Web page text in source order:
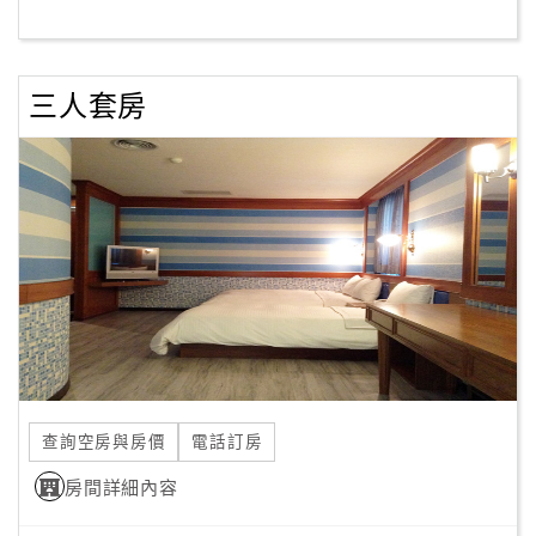
客
服
聯
單
Line
上
客
服
紅
利
查
三人套房
查詢空房與房價 電話訂房
房間詳細內容